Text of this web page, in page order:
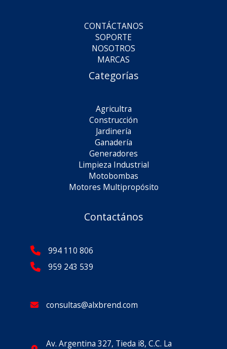
CONTÁCTANOS
SOPORTE
NOSOTROS
MARCAS
Categorías
Agricultra
Construcción
Jardinería
Ganadería
Generadores
Limpieza Industrial
Motobombas
Motores Multipropósito
Contactános
994 110 806
959 243 539
consultas@alxbrend.com
Av. Argentina 327, Tieda i8, C.C. La